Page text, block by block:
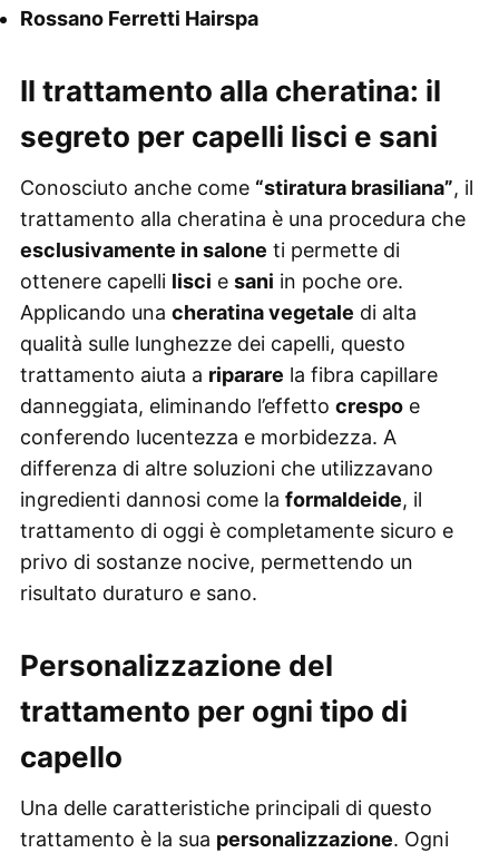
Rossano Ferretti Hairspa
Il trattamento alla cheratina: il
segreto per capelli lisci e sani
Conosciuto anche come “stiratura brasiliana”, il
trattamento alla cheratina è una procedura che
esclusivamente in salone ti permette di
ottenere capelli lisci e sani in poche ore.
Applicando una cheratina vegetale di alta
qualità sulle lunghezze dei capelli, questo
trattamento aiuta a riparare la fibra capillare
danneggiata, eliminando l’effetto crespoe
conferendo lucentezza e morbidezza. A
differenza di altre soluzioni che utilizzavano
ingredienti dannosi come la formaldeide, il
trattamento di oggi è completamente sicuro e
privo di sostanze nocive, permettendo un
risultato duraturo e sano.
Personalizzazione del
trattamento per ogni tipo di
capello
Una delle caratteristiche principali di questo
trattamento è la sua personalizzazione. Ogni